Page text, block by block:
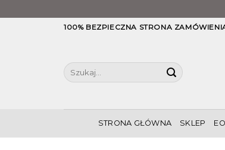
100% BEZPIECZNA STRONA
Szukaj:
STRONA GŁÓWNA SKLEP